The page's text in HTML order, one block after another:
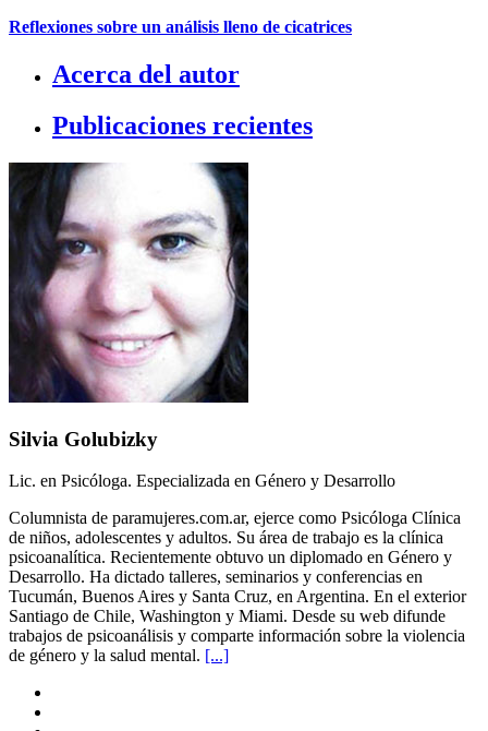
Reflexiones sobre un análisis lleno de cicatrices
Acerca del autor
Publicaciones recientes
Silvia Golubizky
Lic. en Psicóloga. Especializada en Género y Desarrollo
Columnista de paramujeres.com.ar, ejerce como Psicóloga Clínica
de niños, adolescentes y adultos. Su área de trabajo es la clínica
psicoanalítica. Recientemente obtuvo un diplomado en Género y
Desarrollo. Ha dictado talleres, seminarios y conferencias en
Tucumán, Buenos Aires y Santa Cruz, en Argentina. En el exterior
Santiago de Chile, Washington y Miami. Desde su web difunde
trabajos de psicoanálisis y comparte información sobre la violencia
de género y la salud mental. [...]